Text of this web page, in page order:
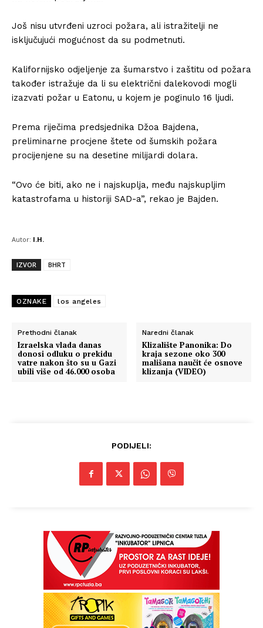
Još nisu utvrđeni uzroci požara, ali istražitelji ne
isključujući mogućnost da su podmetnuti.
Kalifornijsko odjeljenje za šumarstvo i zaštitu od požara
također istražuje da li su električni dalekovodi mogli
izazvati požar u Eatonu, u kojem je poginulo 16 ljudi.
Prema riječima predsjednika Džoa Bajdena,
preliminarne procjene štete od šumskih požara
procijenjene su na desetine milijardi dolara.
“Ovo će biti, ako ne i najskuplja, među najskupljim
katastrofama u historiji SAD-a”, rekao je Bajden.
Autor: I.H.
IZVOR BHRT
OZNAKE los angeles
Prethodni članak
Izraelska vlada danas
donosi odluku o prekidu
vatre nakon što su u Gazi
ubili više od 46.000 osoba
Naredni članak
Klizalište Panonika: Do
kraja sezone oko 300
mališana naučit će osnove
klizanja (VIDEO)
PODIJELI: